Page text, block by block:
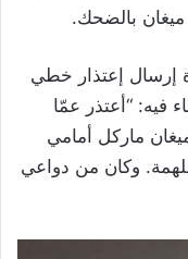
بالضحك.
إرسال إعتذار خطي
فيه: “أعتذر عمّا
ماركل أمامي
وكان من دواعي